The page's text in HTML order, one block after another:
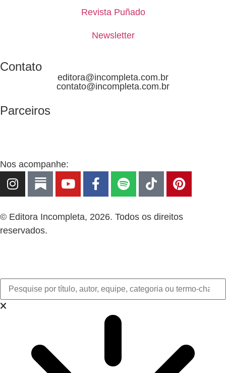
Revista Puñado
Newsletter
Contato
editora@incompleta.com.br
contato@incompleta.com.br
Parceiros
Nos acompanhe:
© Editora Incompleta, 2026. Todos os direitos
reservados.